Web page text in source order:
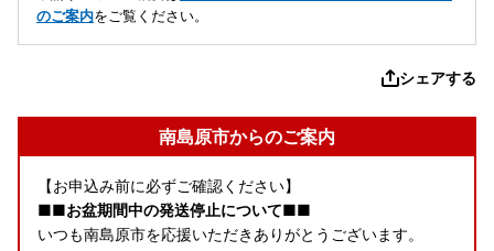
のご案内をご覧ください。
シェアする
南島原市からのご案内
【お申込み前に必ずご確認ください】
■■お盆期間中の発送停止について■■
いつも南島原市を応援いただきありがとうございます。